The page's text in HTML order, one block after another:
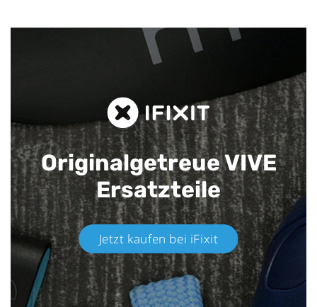
Originalgetreue VIVE
Ersatzteile
Jetzt kaufen bei iFixit​